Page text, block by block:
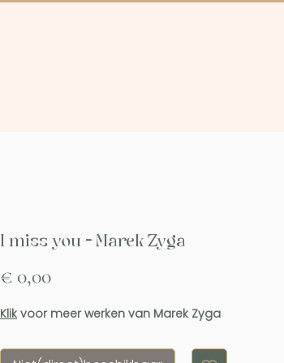
I miss you - Marek Zyga
€ 0,00Prijs
Klik voor meer werken van Marek Zyga